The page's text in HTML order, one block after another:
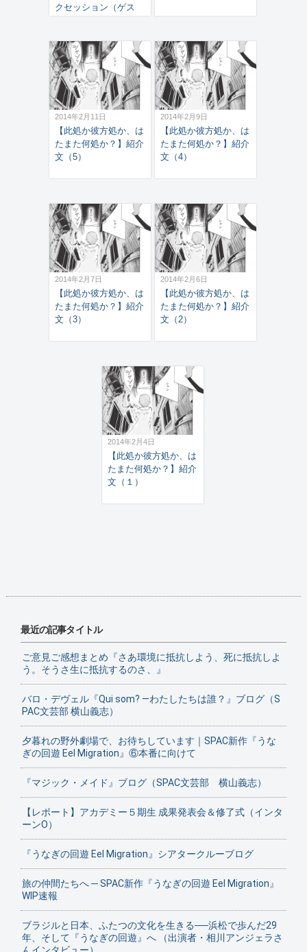
クセッション（ゲス
淳）2014年2月14日
2014年2月11日
【此処か彼方処か、は
たまた何処か？】紹介
文（5）
2014年2月9日
【此処か彼方処か、は
たまた何処か？】紹介
文（4）
2014年2月7日
【此処か彼方処か、は
たまた何処か？】紹介
文（3）
2014年2月6日
【此処か彼方処か、は
たまた何処か？】紹介
文（2）
2014年2月4日
【此処か彼方処か、は
たまた何処か？】紹介
文（１）
最近の記事タイトル
ご意見ご感想まとめ『さあ環境に抵抗しよう、死に抵抗しよ
う。そうさ生に抵抗するのさ、』
バロ・デヴェル『Qui som? ―わたしたちは誰？』ブログ（S
PAC文芸部 横山義志）
夕暮れの野外劇場で、お待ちしています｜SPAC新作『うな
ぎの回遊 Eel Migration』⑥本番に向けて
『マジック・メイド』ブログ（SPAC文芸部 横山義志）
【レポート】アカデミー５期生 成果発表会＆修了式（インタ
ーンO）
『うなぎの回遊 Eel Migration』シアタークルーブログ
旅の仲間たちへ ─ SPAC新作『うなぎの回遊 Eel Migration』
WIP速報
ブラジルと日本、ふたつの文化を生きる──浜松で歩んだ29
年、そして『うなぎの回遊』へ （出演者・相川アンジェラさ